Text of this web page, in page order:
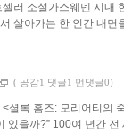
러 소설가스웨덴 시내
살아가는 한 인간 내
( 공감1 댓글1 먼댓글0)
셜록 홈즈: 모리어티
있을까?” 100여 년간